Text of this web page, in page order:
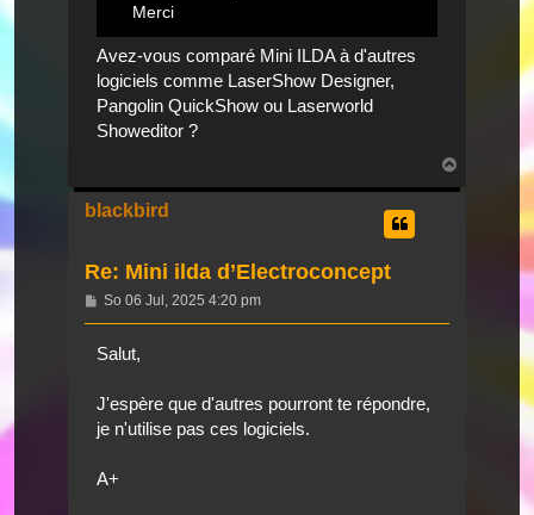
Merci
Avez-vous comparé Mini ILDA à d'autres
logiciels comme LaserShow Designer,
Pangolin QuickShow ou Laserworld
Showeditor ?
blackbird
Re: Mini ilda d’Electroconcept
Beitrag
So 06 Jul, 2025 4:20 pm
Salut,
J'espère que d'autres pourront te répondre,
je n'utilise pas ces logiciels.
A+